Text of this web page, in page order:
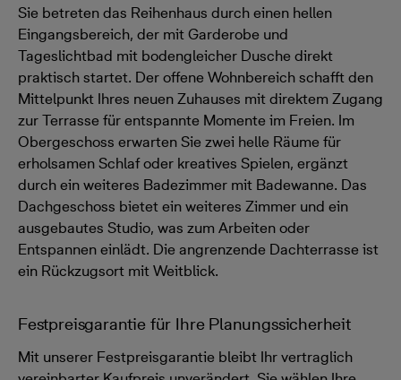
Sie betreten das Reihenhaus durch einen hellen
Eingangsbereich, der mit Garderobe und
Tageslichtbad mit bodengleicher Dusche direkt
praktisch startet. Der offene Wohnbereich schafft den
Mittelpunkt Ihres neuen Zuhauses mit direktem Zugang
zur Terrasse für entspannte Momente im Freien. Im
Obergeschoss erwarten Sie zwei helle Räume für
erholsamen Schlaf oder kreatives Spielen, ergänzt
durch ein weiteres Badezimmer mit Badewanne. Das
Dachgeschoss bietet ein weiteres Zimmer und ein
ausgebautes Studio, was zum Arbeiten oder
Entspannen einlädt. Die angrenzende Dachterrasse ist
ein Rückzugsort mit Weitblick.
Festpreisgarantie für Ihre Planungssicherheit
Mit unserer Festpreisgarantie bleibt Ihr vertraglich